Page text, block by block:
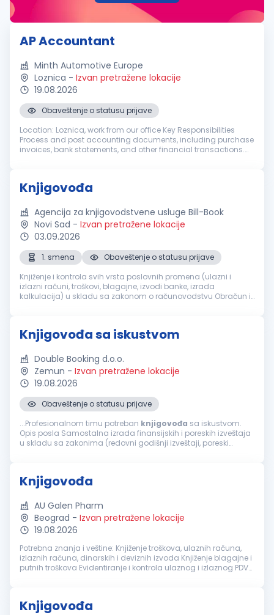
AP Accountant
Minth Automotive Europe
Loznica - Izvan pretražene lokacije
19.08.2026
Obaveštenje o statusu prijave
Location: Loznica, work from our office Key Responsibilities
Process and post accounting documents, including purchase
invoices, bank statements, and other financial transactions.
Knjigovođa
Agencija za knjigovodstvene usluge Bill-Book
Novi Sad - Izvan pretražene lokacije
03.09.2026
1. smena
Obaveštenje o statusu prijave
Knjiženje i kontrola svih vrsta poslovnih promena (ulazni i
izlazni računi, troškovi, blagajne, izvodi banke, izrada
kalkulacija) u skladu sa zakonom o računovodstvu Obračun i
Knjigovođa sa iskustvom
Double Booking d.o.o.
Zemun - Izvan pretražene lokacije
19.08.2026
Obaveštenje o statusu prijave
...Profesionalnom timu potreban knjigovođa sa iskustvom.
Opis posla Samostalna izrada finansijskih i poreskih izveštaja
u skladu sa zakonima (redovni godišnji izveštaji, poreski
Knjigovođa
AU Galen Pharm
Beograd - Izvan pretražene lokacije
19.08.2026
Potrebna znanja i veštine: Knjiženje troškova, ulaznih računa,
izlaznih računa, dinarskih i deviznih izvoda Knjiženje blagajne i
putnih troškova Evidentiranje i kontrola ulaznog i izlaznog PDV
Knjigovođa